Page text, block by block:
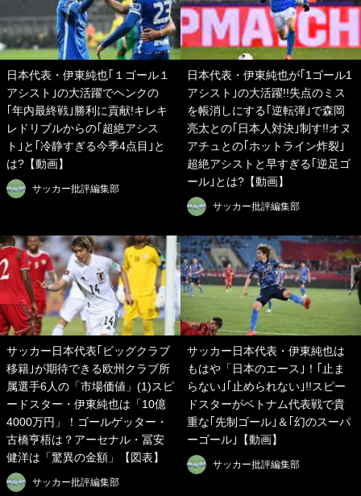
日本代表・伊東純也｢１ゴール１
アシスト｣の大活躍でヘンクの
｢年内最終戦｣勝利に貢献!キレキ
レドリブルからの｢超絶アシス
ト｣と｢冷静すぎる今季4点目｣と
は?【動画】
サッカー批評編集部
日本代表・伊東純也が｢1ゴール1
アシスト｣の大活躍!!失点のミス
を帳消しにする｢逆転弾｣で森岡
亮太との｢日本人対決｣制す!!オヌ
アチュとの｢ホットライン炸裂｣
超絶アシストと早すぎる｢逆足ゴ
ール｣とは?【動画】
サッカー批評編集部
サッカー日本代表｢ビッグクラブ
移籍｣が期待できる欧州クラブ所
属選手6人の「市場価値」(1)スピ
ードスター・伊東純也は「10億
4000万円」！ゴールゲッター・
古橋亨梧は？アーセナル・冨安
健洋は「驚異の金額」【図表】
サッカー批評編集部
サッカー日本代表・伊東純也は
もはや「日本のエース｣！｢止ま
らない｣｢止められない｣!!スピー
ドスターがベトナム代表戦で貴
重な｢先制ゴール｣＆｢幻のスーパ
ーゴール｣【動画】
サッカー批評編集部